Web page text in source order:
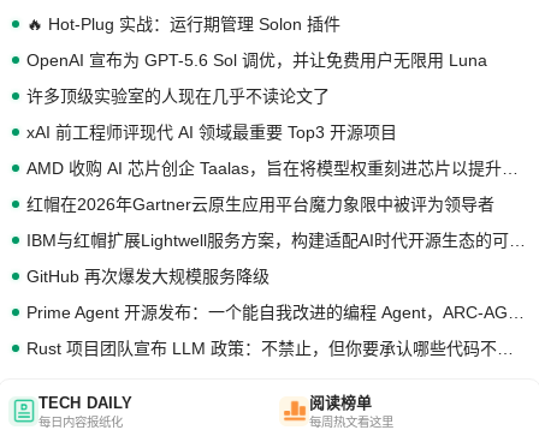
🔥 Hot-Plug 实战：运行期管理 Solon 插件
OpenAI 宣布为 GPT-5.6 Sol 调优，并让免费用户无限用 Luna
许多顶级实验室的人现在几乎不读论文了
xAI 前工程师评现代 AI 领域最重要 Top3 开源项目
红帽在2026年Gartner云原生应用平台魔力象限中被评为领导者
GitHub 再次爆发大规模服务降级
TECH DAILY
每日内容报纸化
阅读榜单
每周热文看这里